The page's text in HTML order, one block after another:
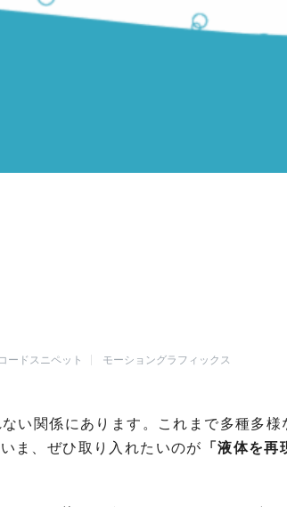
コードスニペット モーショングラフィックス
い関係にあります。これまで多種多様
ま、ぜひ取り入れたいのが
「液体を